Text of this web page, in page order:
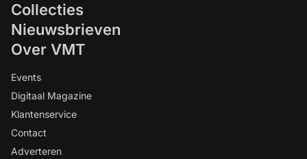
Collecties
Nieuwsbrieven
Over VMT
Events
Digitaal Magazine
Klantenservice
Contact
Adverteren